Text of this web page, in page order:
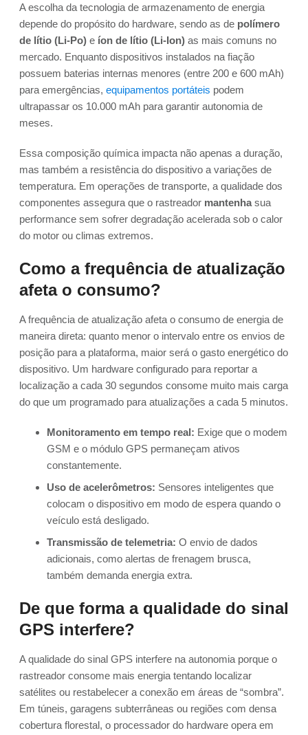
A escolha da tecnologia de armazenamento de energia
depende do propósito do hardware, sendo as de polímero
de lítio (Li-Po) e íon de lítio (Li-Ion) as mais comuns no
mercado. Enquanto dispositivos instalados na fiação
possuem baterias internas menores (entre 200 e 600 mAh)
para emergências, equipamentos portáteis podem
ultrapassar os 10.000 mAh para garantir autonomia de
meses.
Essa composição química impacta não apenas a duração,
mas também a resistência do dispositivo a variações de
temperatura. Em operações de transporte, a qualidade dos
componentes assegura que o rastreador mantenhasua
performance sem sofrer degradação acelerada sob o calor
do motor ou climas extremos.
Como a frequência de atualização
afeta o consumo?
A frequência de atualização afeta o consumo de energia de
maneira direta: quanto menor o intervalo entre os envios de
posição para a plataforma, maior será o gasto energético do
dispositivo. Um hardware configurado para reportar a
localização a cada 30 segundos consome muito mais carga
do que um programado para atualizações a cada 5 minutos.
Monitoramento em tempo real: Exige que o modem
GSM e o módulo GPS permaneçam ativos
constantemente.
Uso de acelerômetros: Sensores inteligentes que
colocam o dispositivo em modo de espera quando o
veículo está desligado.
Transmissão de telemetria: O envio de dados
adicionais, como alertas de frenagem brusca,
também demanda energia extra.
De que forma a qualidade do sinal
GPS interfere?
A qualidade do sinal GPS interfere na autonomia porque o
rastreador consome mais energia tentando localizar
satélites ou restabelecer a conexão em áreas de “sombra”.
Em túneis, garagens subterrâneas ou regiões com densa
cobertura florestal, o processador do hardware opera em